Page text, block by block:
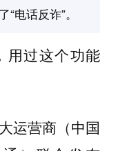
电话反诈”。
用过这个功能
运营商（中国